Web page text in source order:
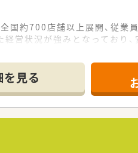
国約700店舗以上展開、従業
営状況が強みとなっており
グでも、TOP3位以内にラン
。
枚程度を受け付けており、
メです。
効率が良くシフトも上手く調
層からベテランまでバラン
を見る